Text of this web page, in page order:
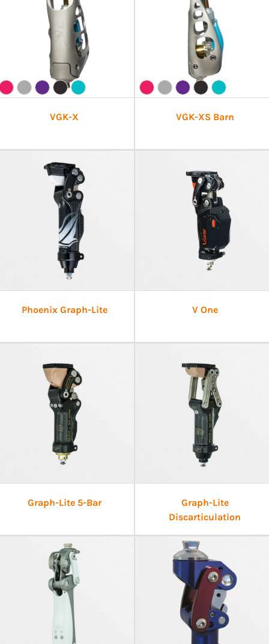
VGK-X VGK-XS Barn
Phoenix Graph-Lite V One
Graph-Lite 5-Bar
Graph-Lite
Discarticulation